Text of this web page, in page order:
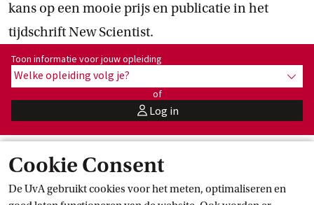
Cookie Consent
De UvA gebruikt cookies voor het meten, optimaliseren en
kans op een mooie prijs en publicatie in het
tijdschrift New Scientist.
Toon informatie voor opleiding:
Toon informatie voor jouw opleiding
Welke opleiding volg je? toon
of
userLog in
Ben je student, oud-student of medewerker van een (hoger)
graag uit om deel te nemen aan de Robbert Dijkgraaf